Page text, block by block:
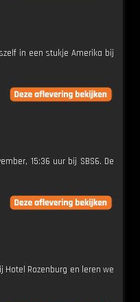
in een stukje Amerika bij
15:36 uur bij SBS6. De
Hotel Rozenburg en leren we